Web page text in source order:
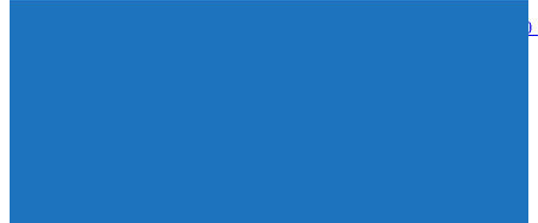
STECON ปลื้มนักลงทุนตอบรับหุ้นกู้เกินเป้าหมาย ระดมทุนสำเร็จ